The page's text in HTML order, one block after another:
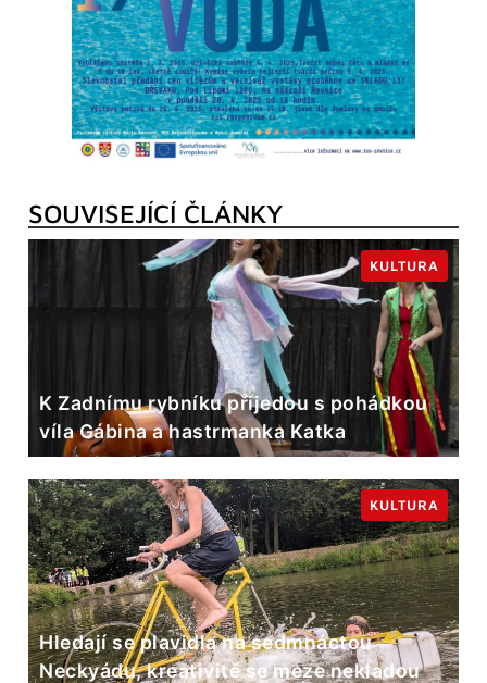
SOUVISEJÍCÍ ČLÁNKY
K Zadnímu rybníku přijedou s pohádkou
víla Gábina a hastrmanka Katka
KULTURA
Hledají se plavidla na sedmnáctou
Neckyádu, kreativitě se meze nekladou
KULTURA